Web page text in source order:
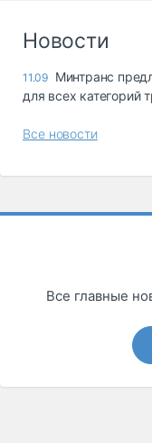
Новости
11.09 Минтранс
для всех категорий
Все новости
Все главные